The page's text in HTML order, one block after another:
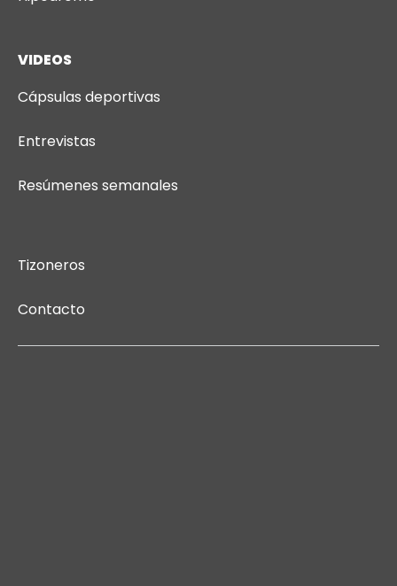
VIDEOS
Cápsulas deportivas
Entrevistas
Resúmenes semanales
Tizoneros
Contacto